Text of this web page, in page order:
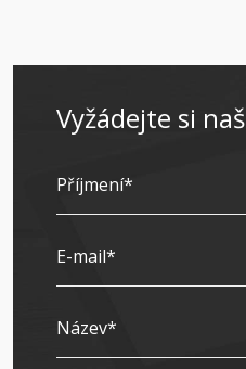
Vyžádejte si